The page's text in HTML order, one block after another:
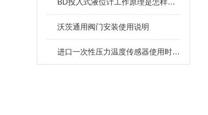
BD投入式液位计工作原理是怎样的，实际用途有哪些
沃茨通用阀门安装使用说明
进口一次性压力温度传感器使用时要考虑以下四大因素